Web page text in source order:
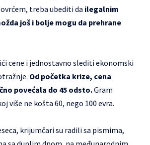
treba ubediti da ilegalnim
još i bolje mogu da prehrane
cene i jednostavno slediti ekonomski
Od početka krize, cena
povećala do 45 odsto.Gram
više ne košta 60, nego 100 evra.
krijumčari su radili sa pismima,